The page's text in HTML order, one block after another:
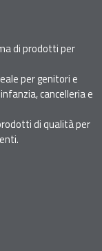
di prodotti per
per genitori e
cancelleria e
di qualità per